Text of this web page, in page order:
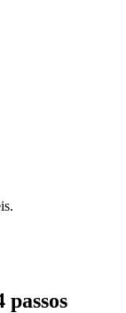
passos